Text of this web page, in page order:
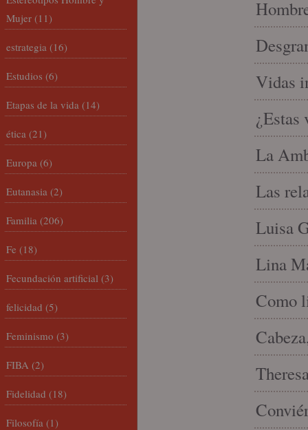
Vidas
¿Estas
La
Las
Luisa
Lina
Como
Mujer (11)
estrategia (16)
Estudios (6)
Etapas de la vida (14)
ética (21)
Europa (6)
Eutanasia (2)
Familia (206)
Fe (18)
Fecundación artificial (3)
felicidad (5)
Feminismo (3)
FIBA (2)
Fidelidad (18)
Filosofía (1)